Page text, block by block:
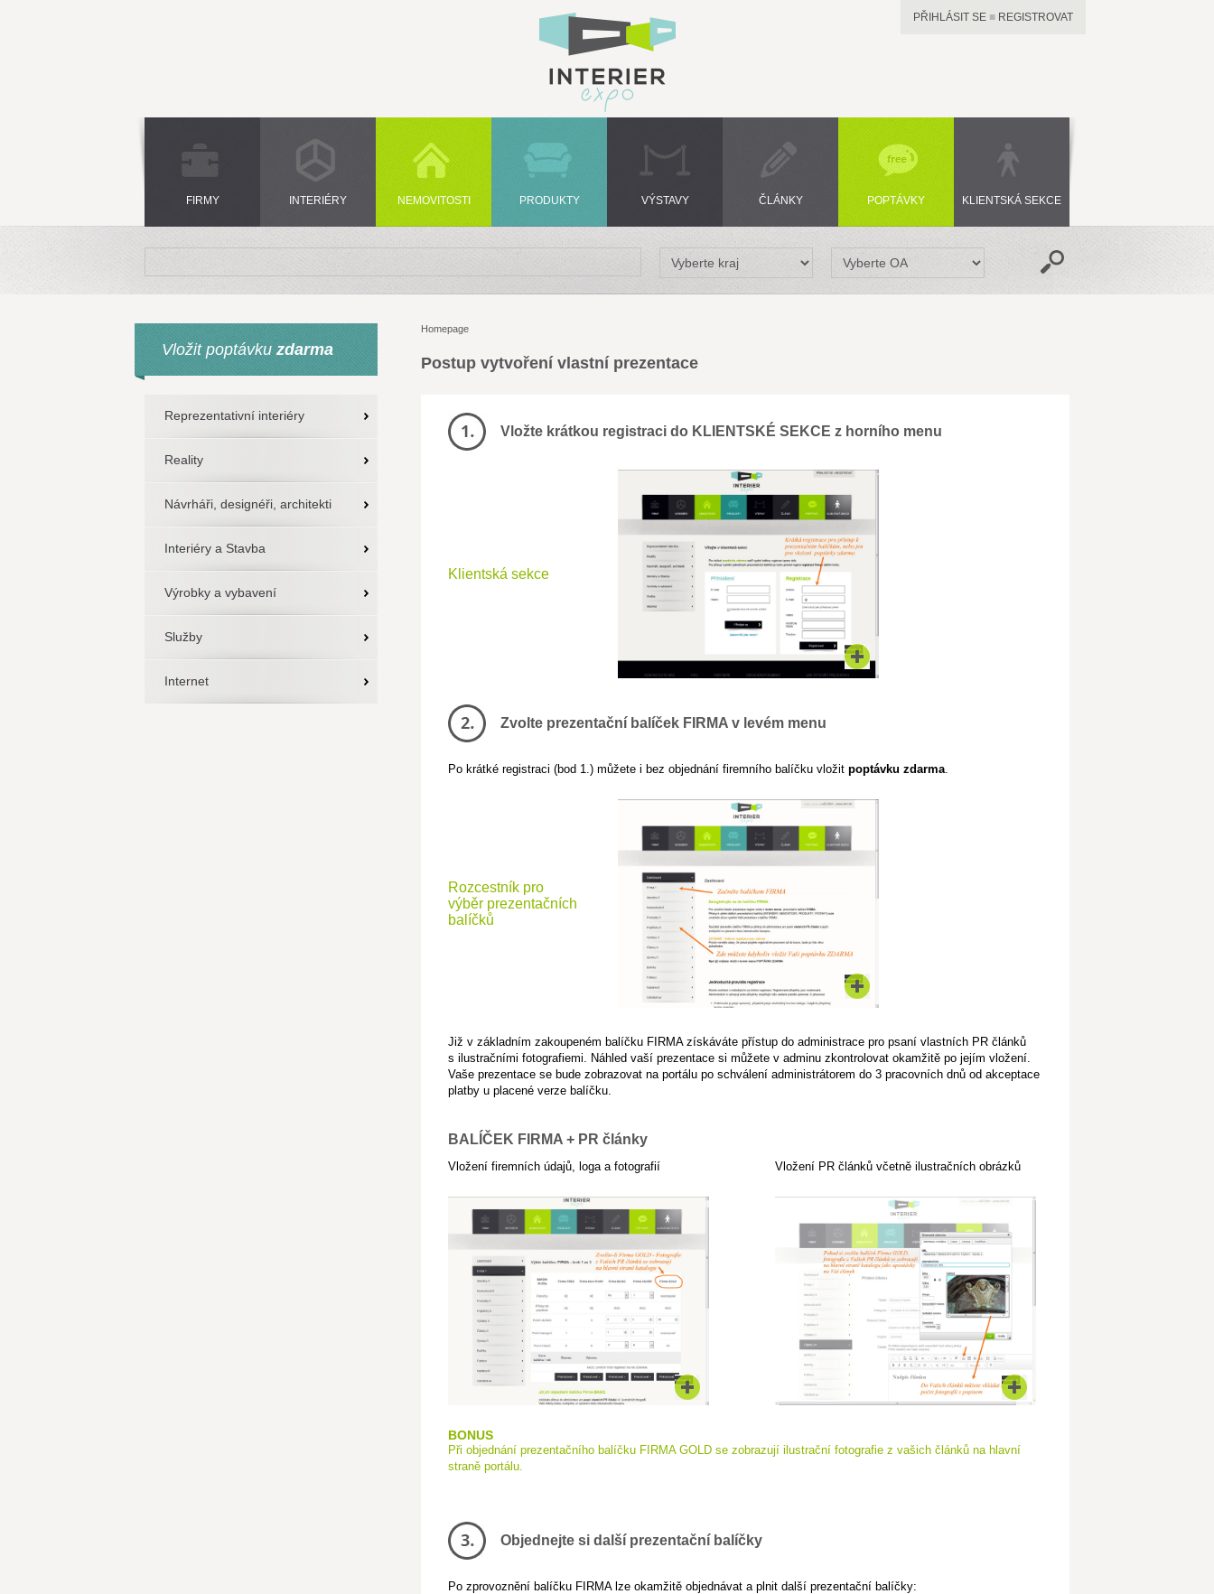
PŘIHLÁSIT SE ■ REGISTROVAT
FIRMY INTERIÉRY NEMOVITOSTI PRODUKTY VÝSTAVY ČLÁNKY POPTÁVKY KLIENTSKÁ SEKCE
Vložit poptávku zdarma
Reprezentativní interiéry
Reality
Návrháři, designéři, architekti
Interiéry a Stavba
Výrobky a vybavení
Služby
Internet
Homepage
Postup vytvoření vlastní prezentace
Vložte krátkou registraci do KLIENTSKÉ SEKCE z horního menu
Klientská sekce
Zvolte prezentační balíček FIRMA v levém menu
Po krátké registraci (bod 1.) můžete i bez objednání firemního balíčku vložit poptávku zdarma.
Rozcestník pro
výběr prezentačních
balíčků
Již v základním zakoupeném balíčku FIRMA získáváte přístup do administrace pro psaní vlastních PR článků
s ilustračními fotografiemi. Náhled vaší prezentace si můžete v adminu zkontrolovat okamžitě po jejím vložení.
Vaše prezentace se bude zobrazovat na portálu po schválení administrátorem do 3 pracovních dnů od akceptace
platby u placené verze balíčku.
BALÍČEK FIRMA + PR články
Vložení firemních údajů, loga a fotografií Vložení PR článků včetně ilustračních obrázků
BONUS
Při objednání prezentačního balíčku FIRMA GOLD se zobrazují ilustrační fotografie z vašich článků na hlavní
straně portálu.
Objednejte si další prezentační balíčky
Po zprovoznění balíčku FIRMA lze okamžitě objednávat a plnit další prezentační balíčky: